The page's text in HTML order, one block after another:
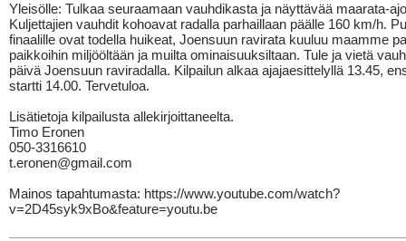
Yleisölle: Tulkaa seuraamaan vauhdikasta ja näyttävää maarata-
Kuljettajien vauhdit kohoavat radalla parhaillaan päälle 160 km/h.
finaalille ovat todella huikeat, Joensuun ravirata kuuluu maamme
paikkoihin miljööltään ja muilta ominaisuuksiltaan. Tule ja vietä
päivä Joensuun raviradalla. Kilpailun alkaa ajajaesittelyllä 13.45,
startti 14.00. Tervetuloa.
Lisätietoja kilpailusta allekirjoittaneelta.
Timo Eronen
050-3316610
t.eronen@gmail.com
Mainos tapahtumasta: https://www.youtube.com/watch?
v=2D45syk9xBo&feature=youtu.be